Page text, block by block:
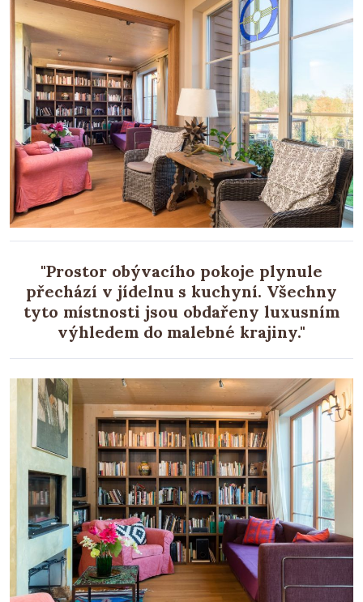
"Prostor obývacího pokoje plynule
přechází v jídelnu s kuchyní. Všechny
tyto místnosti jsou obdařeny luxusním
výhledem do malebné krajiny."